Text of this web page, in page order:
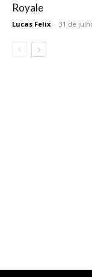
Royale
Lucas Felix - 31 de